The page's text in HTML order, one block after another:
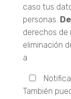
caso tus
personas.
derechos de
eliminación
a
También